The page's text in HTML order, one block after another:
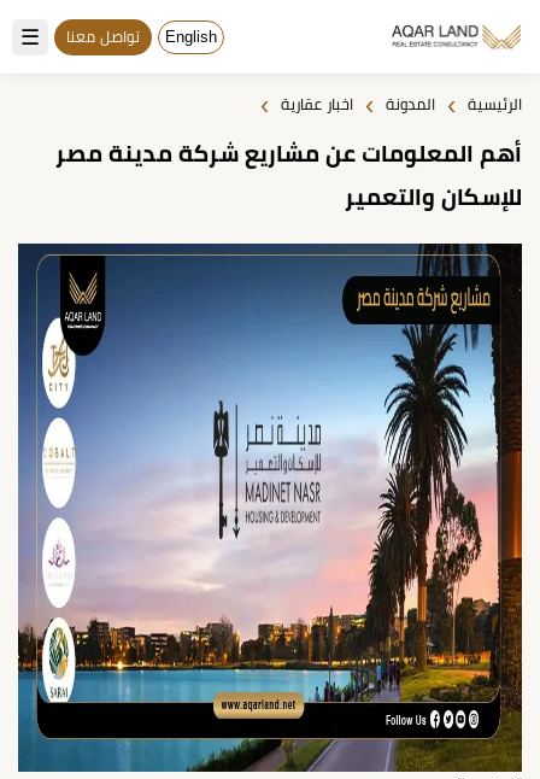
☰ English تواصل معنا
الرئيسية › المدونة › اخبار عقارية ›
أهم المعلومات عن مشاريع شركة مدينة مصر
للإسكان والتعمير